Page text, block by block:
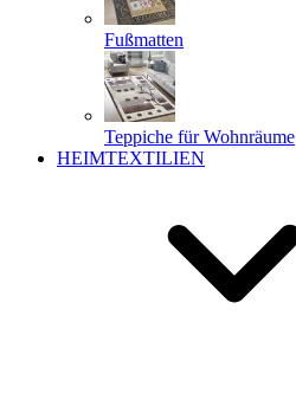
Fußmatten
Teppiche für Wohnräume
HEIMTEXTILIEN